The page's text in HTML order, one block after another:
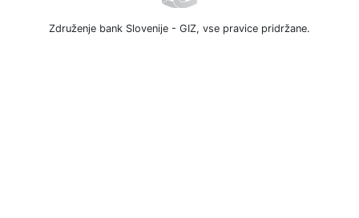
Združenje bank Slovenije - GIZ, vse pravice pridržane.